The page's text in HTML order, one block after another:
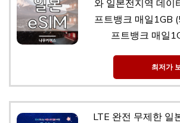
와 일본전지역 데이
프트뱅크 매일1GB
프트뱅크 매일
최저가
LTE 완전 무제한 일